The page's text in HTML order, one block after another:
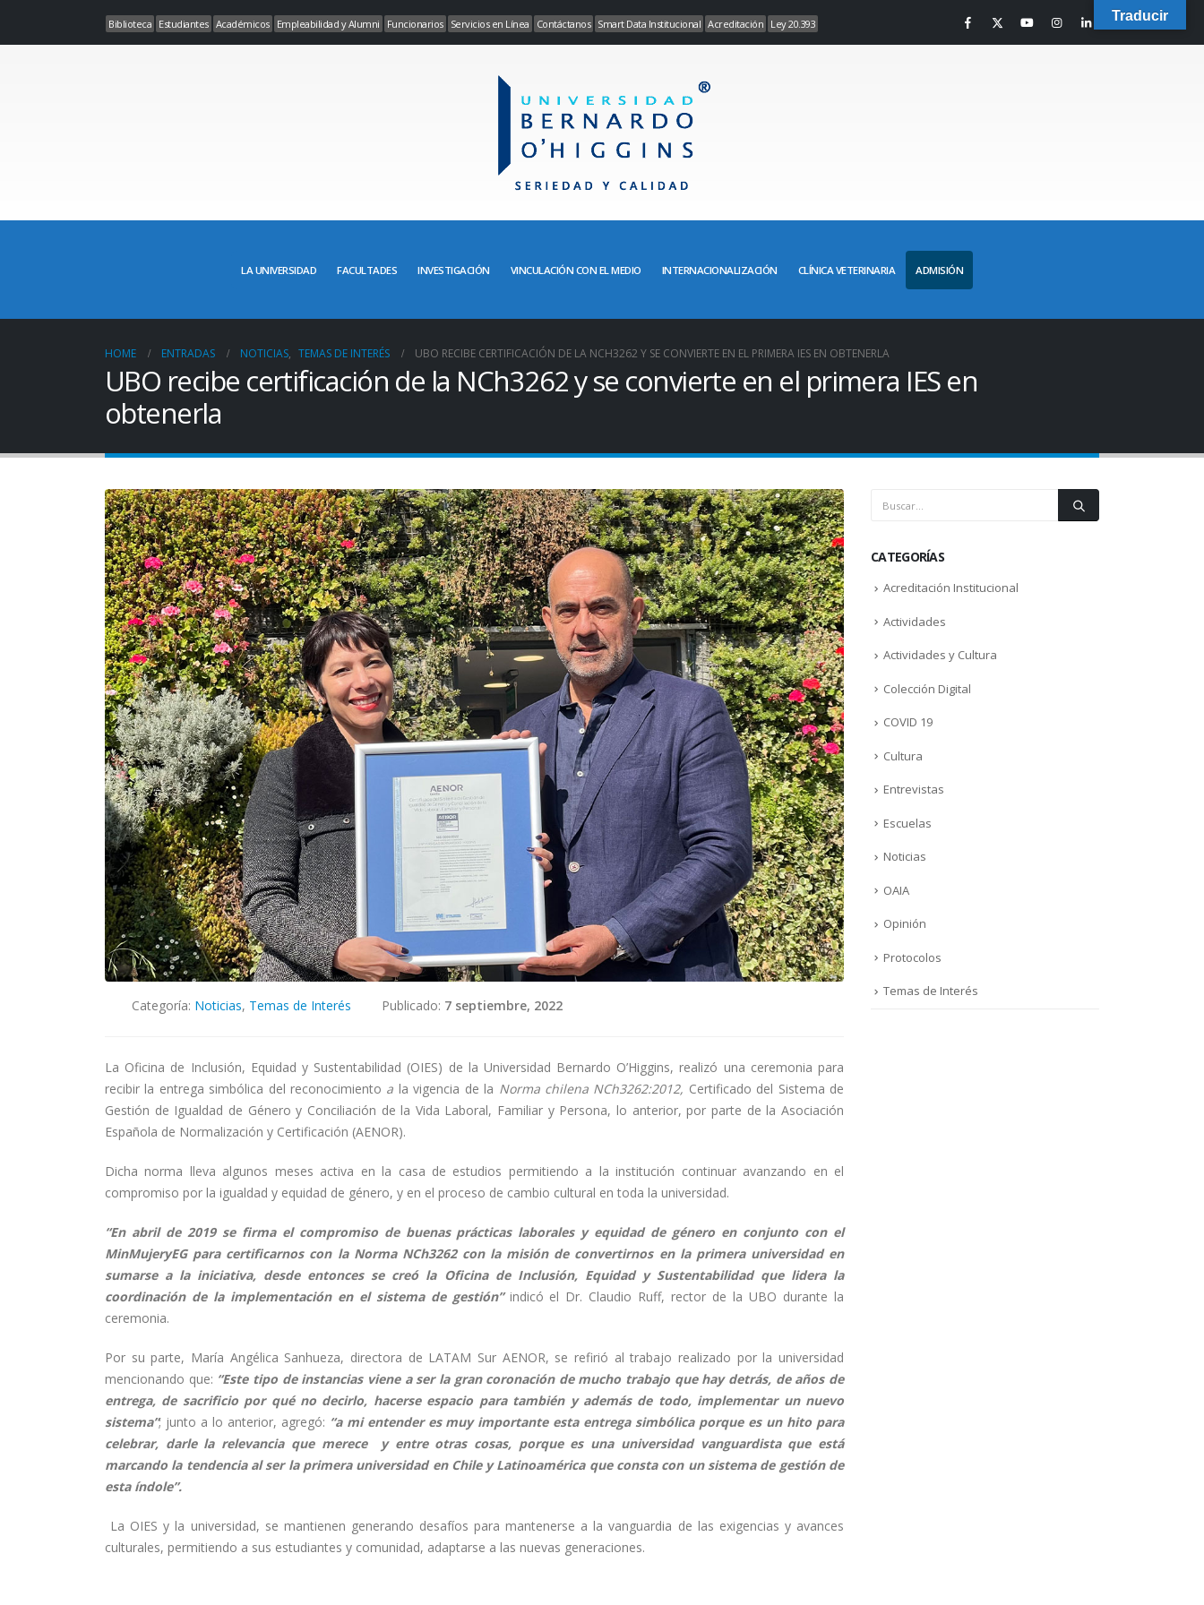
Biblioteca Estudiantes Académicos Empleabilidad y Alumni Funcionarios Servicios en Línea Contáctanos Smart Data Institucional Acreditación Ley 20.393
LA UNIVERSIDAD FACULTADES INVESTIGACIÓN VINCULACIÓN CON EL MEDIO INTERNACIONALIZACIÓN CLÍNICA VETERINARIA ADMISIÓN
HOME ENTRADAS NOTICIAS, TEMAS DE INTERÉS UBO RECIBE CERTIFICACIÓN DE LA NCH3262 Y SE CONVIERTE EN EL PRIMERA IES EN OBTENERLA
UBO recibe certificación de la NCh3262 y se convierte en el primera IES en
obtenerla
Categoría: Noticias, Temas de Interés Publicado: 7 septiembre, 2022
La Oficina de Inclusión, Equidad y Sustentabilidad (OIES) de la Universidad Bernardo O’Higgins, realizó una ceremonia para
recibir la entrega simbólica del reconocimiento a la vigencia de la Norma chilena NCh3262:2012, Certificado del Sistema de
Gestión de Igualdad de Género y Conciliación de la Vida Laboral, Familiar y Persona, lo anterior, por parte de la Asociación
Española de Normalización y Certificación (AENOR).
Dicha norma lleva algunos meses activa en la casa de estudios permitiendo a la institución continuar avanzando en el
compromiso por la igualdad y equidad de género, y en el proceso de cambio cultural en toda la universidad.
“En abril de 2019 se firma el compromiso de buenas prácticas laborales y equidad de género en conjunto con el
MinMujeryEG para certificarnos con la Norma NCh3262 con la misión de convertirnos en la primera universidad en
sumarse a la iniciativa, desde entonces se creó la Oficina de Inclusión, Equidad y Sustentabilidad que lidera la
coordinación de la implementación en el sistema de gestión”indicó el Dr. Claudio Ruff, rector de la UBO durante la
ceremonia.
Por su parte, María Angélica Sanhueza, directora de LATAM Sur AENOR, se refirió al trabajo realizado por la universidad
mencionando que: “Este tipo de instancias viene a ser la gran coronación de mucho trabajo que hay detrás, de años de
entrega, de sacrificio por qué no decirlo, hacerse espacio para también y además de todo, implementar un nuevo
sistema”; junto a lo anterior, agregó: “a mi entender es muy importante esta entrega simbólica porque es un hito para
celebrar, darle la relevancia que merece y entre otras cosas, porque es una universidad vanguardista que está
marcando la tendencia al ser la primera universidad en Chile y Latinoamérica que consta con un sistema de gestión de
esta índole”.
La OIES y la universidad, se mantienen generando desafíos para mantenerse a la vanguardia de las exigencias y avances
culturales, permitiendo a sus estudiantes y comunidad, adaptarse a las nuevas generaciones.
CATEGORÍAS
Acreditación Institucional
Actividades
Actividades y Cultura
Colección Digital
COVID 19
Cultura
Entrevistas
Escuelas
Noticias
OAIA
Opinión
Protocolos
Temas de Interés
Traducir